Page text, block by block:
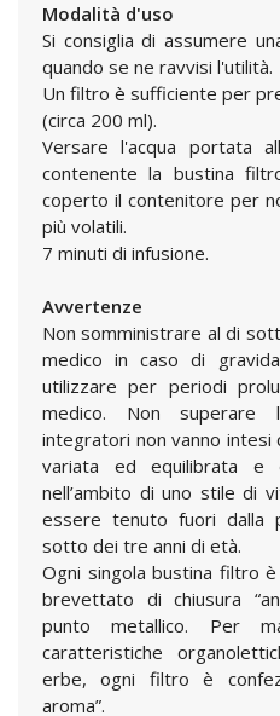
Modalità d'uso
Si consiglia di assumere
quando se ne ravvisi l'utilità.
Un filtro è sufficiente per
(circa 200 ml).
Versare l'acqua portata
contenente la bustina
coperto il contenitore per
più volatili.
7 minuti di infusione.
Avvertenze
Non somministrare al di
medico in caso di
utilizzare per periodi
medico. Non superare
integratori non vanno
variata ed equilibrata e
nell’ambito di uno stile di
essere tenuto fuori dalla
sotto dei tre anni di età.
Ogni singola bustina filtro
brevettato di chiusura
punto metallico. Per
caratteristiche
erbe, ogni filtro è
aroma”.